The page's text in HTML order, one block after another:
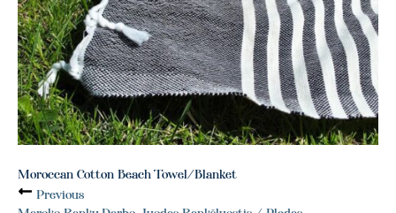
Moroccan Cotton Beach Towel/Blanket
Previous